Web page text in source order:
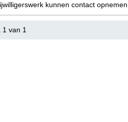
kunnen contact opnemen.
van 1